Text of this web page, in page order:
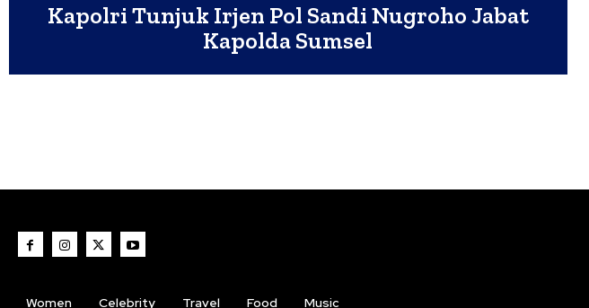
Kapolri Tunjuk Irjen Pol Sandi Nugroho Jabat
Kapolda Sumsel
Women Celebrity Travel Food Music